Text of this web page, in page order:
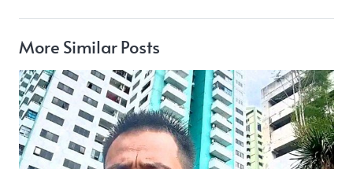
More Similar Posts